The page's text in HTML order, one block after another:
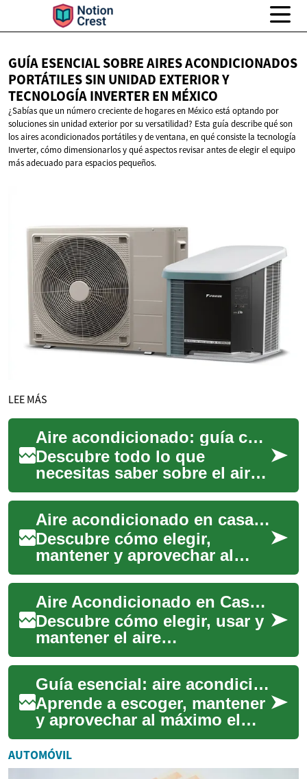
GUÍA ESENCIAL SOBRE AIRES ACONDICIONADOS
PORTÁTILES SIN UNIDAD EXTERIOR Y
TECNOLOGÍA INVERTEREN MÉXICO
¿Sabías que un número creciente de hogares en México está optando por
soluciones sin unidad exterior por su versatilidad? Esta guía describe qué son
los aires acondicionados portátiles y de ventana, en qué consiste la tecnología
Inverter, cómo dimensionarlos y qué aspectos revisar antes de elegir el equipo
más adecuado para espacios pequeños.
LEE MÁS
Aire acondicionado: guía completa para confort y eficiencia
Descubre todo lo que
necesitas saber sobre el aire
acondicionado: tipos,
mantenimiento, eficiencia
energética y conse...
Aire acondicionado en casa: guía completa y práctica
Descubre cómo elegir,
mantener y aprovechar al
máximo tu aire
acondicionado para lograr un
hogar más confortable y sa...
Aire Acondicionado en Casa: Guía Completa y Práctica
Descubre cómo elegir, usar y
mantener el aire
acondicionado ideal para tu
hogar. Esta guía repasa los
componentes cla...
Guía esencial: aire acondicionado eficiente para tu hogar
Aprende a escoger, mantener
y aprovechar al máximo el
aire acondicionado en tu
casa. Esta guía explica cómo
funcionan...
AUTOMÓVIL